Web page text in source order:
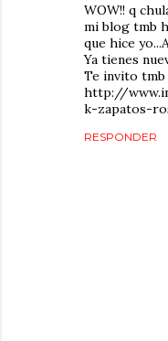
WOW!! q
mi blog tmb
que hice
Ya tienes
Te invito tmb
http://
k-zapatos-
RESPONDER